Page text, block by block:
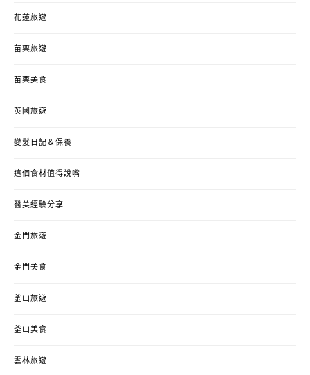
花蓮旅遊
苗栗旅遊
苗栗美食
英國旅遊
變髮日記＆保養
這個食材值得說嘴
醫美經驗分享
金門旅遊
金門美食
釜山旅遊
釜山美食
雲林旅遊